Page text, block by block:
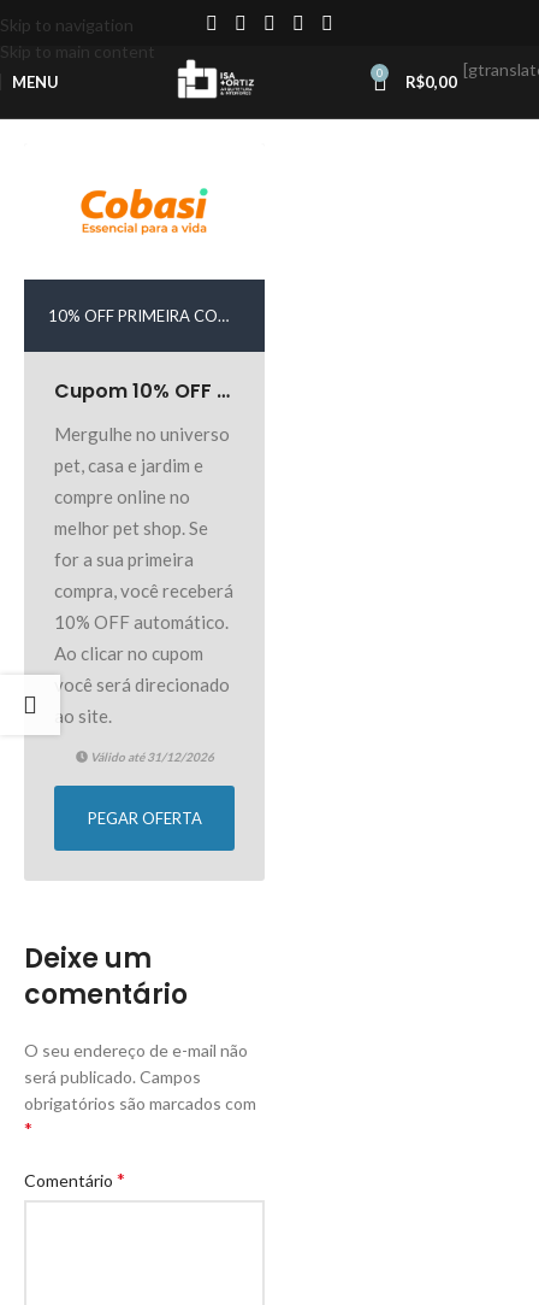
Skip to navigation
Skip to main content
MENU 0 R$0,00
10% OFF PRIMEIRA COMPRA
Cupom 10% OFF Pet Shop Cobasi
Mergulhe no universo
pet, casa e jardim e
compre online no
melhor pet shop. Se
for a sua primeira
compra, você receberá
10% OFF automático.
Ao clicar no cupom
você será direcionado
ao site.
Válido até 31/12/2026
PEGAR OFERTA
Deixe um
comentário
O seu endereço de e-mail não
será publicado. Campos
obrigatórios são marcados com
*
Comentário *